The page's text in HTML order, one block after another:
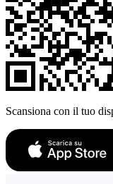
Scansiona con il tuo